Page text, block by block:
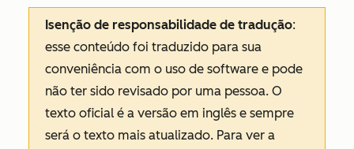
Isenção de responsabilidade de tradução:
esse conteúdo foi traduzido para sua
conveniência com o uso de software e pode
não ter sido revisado por uma pessoa. O
texto oficial é a versão em inglês e sempre
será o texto mais atualizado. Para ver a